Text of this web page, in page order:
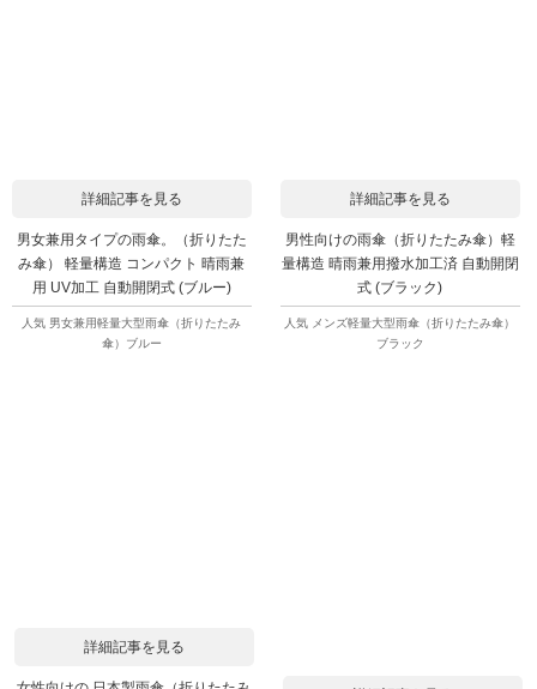
詳細記事を見る
男女兼用タイプの雨傘。（折りたた
み傘） 軽量構造 コンパクト 晴雨兼
用 UV加工 自動開閉式 (ブルー)
人気 男女兼用軽量大型雨傘（折りたたみ
傘）ブルー
詳細記事を見る
男性向けの雨傘（折りたたみ傘）軽
量構造 晴雨兼用撥水加工済 自動開閉
式 (ブラック)
人気 メンズ軽量大型雨傘（折りたたみ傘）
ブラック
詳細記事を見る